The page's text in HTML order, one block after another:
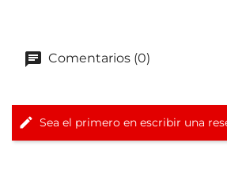
Comentarios (0)
Sea el primero en escribir una